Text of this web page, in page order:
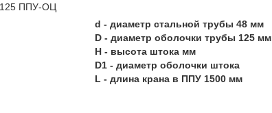
d - диаметр стальной трубы 48 мм
D - диаметр оболочки трубы 125 мм
H - высота штока мм
D1 - диаметр оболочки штока
L - длина крана в ППУ 1500 мм